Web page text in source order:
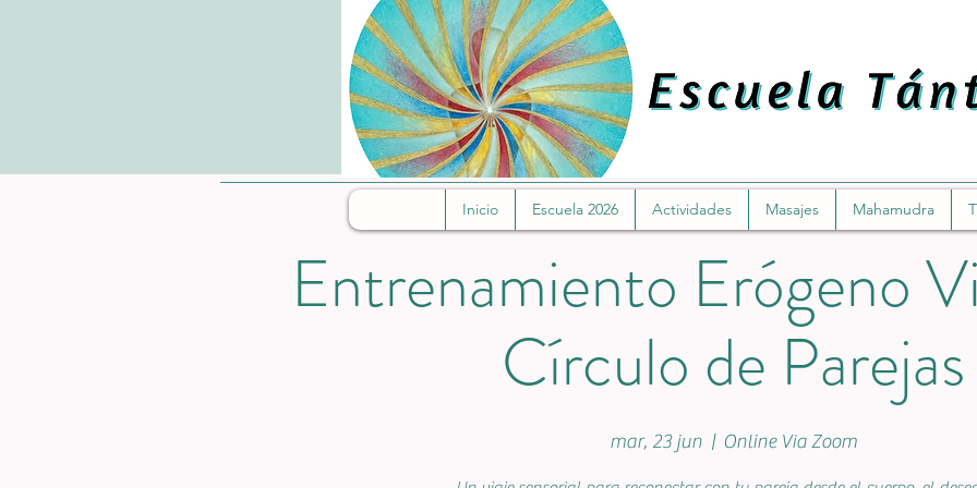
Inicio Escuela 2026 Actividades Masajes Mahamudra
Entrenamiento Erógeno
Círculo de Parejas
mar, 23 jun
  |
Online Via Zoom